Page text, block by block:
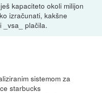
kapaciteto okoli milijon
izračunati, kakšne
_vsa_ plačila.
sistemom za
starbucks